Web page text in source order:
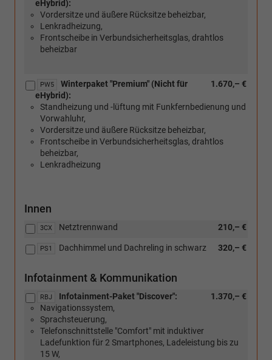
eHybrid):
Vordersitze und äußere Rücksitze beheizbar,
Lenkradheizung,
Frontscheibe in Verbundsicherheitsglas, drahtlos
beheizbar
PW5 1.670,– €
Winterpaket "Premium" (Nicht für
eHybrid):
Standheizung und -lüftung mit Funkfernbedienung und
Vorwahluhr,
Vordersitze und äußere Rücksitze beheizbar,
Frontscheibe in Verbundsicherheitsglas, drahtlos
beheizbar,
Lenkradheizung
Innen
3CX 210,– €
Netztrennwand
PS1 320,– €
Dachhimmel und Dachreling in schwarz
Infotainment & Kommunikation
RBJ 1.370,– €
Infotainment-Paket "Discover":
Navigationssystem,
Sprachsteuerung,
Telefonschnittstelle "Comfort" mit induktiver
Ladefunktion für 2 Smartphones, Ladeleistung bis zu
15 W,